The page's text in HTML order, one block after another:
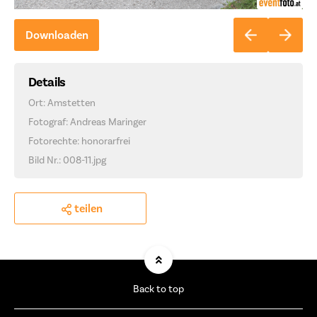
Downloaden
Details
Ort: Amstetten
Fotograf: Andreas Maringer
Fotorechte: honorarfrei
Bild Nr.: 008-11.jpg
teilen
Back to top